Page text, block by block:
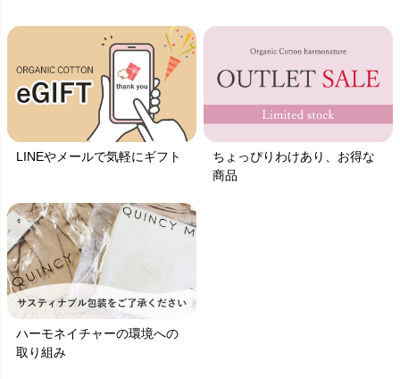
LINEやメールで気軽にギフト
ちょっぴりわけあり、お得な
商品
ハーモネイチャーの環境への
取り組み